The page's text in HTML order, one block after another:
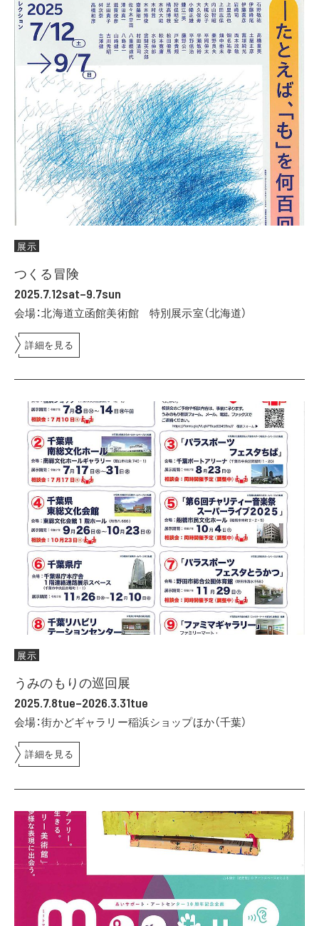
展示
つくる冒険
2025.7.12sat–9.7sun
会場：北海道立函館美術館 特別展示室（北海道）
詳細を見る
展示
うみのもりの巡回展
2025.7.8tue–2026.3.31tue
会場：街かどギャラリー稲浜ショップほか（千葉）
詳細を見る